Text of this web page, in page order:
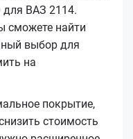
для ВАЗ 2114.
сможете найти
выбор для
на
покрытие,
стоимость